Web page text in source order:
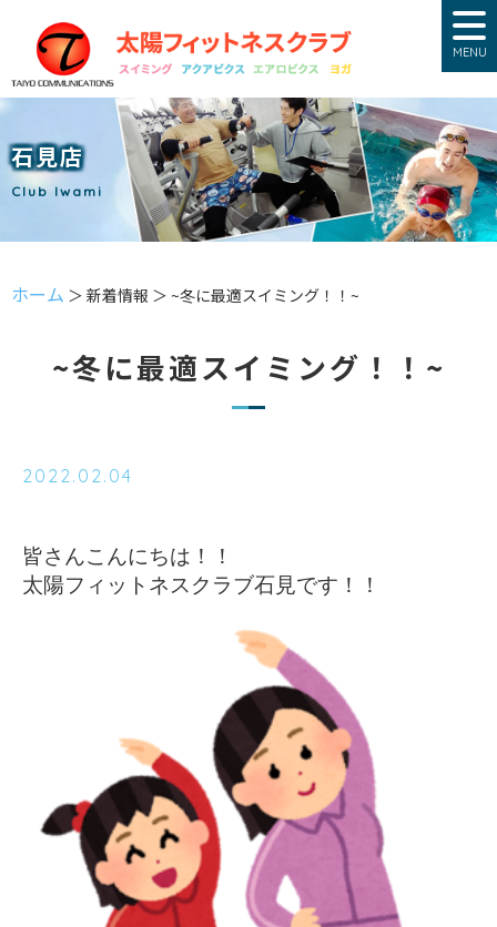
MENU
石見店
Club Iwami
ホーム ＞ 新着情報 ＞ ~冬に最適スイミング！！~
~冬に最適スイミング！！~
2022.02.04
皆さんこんにちは！！